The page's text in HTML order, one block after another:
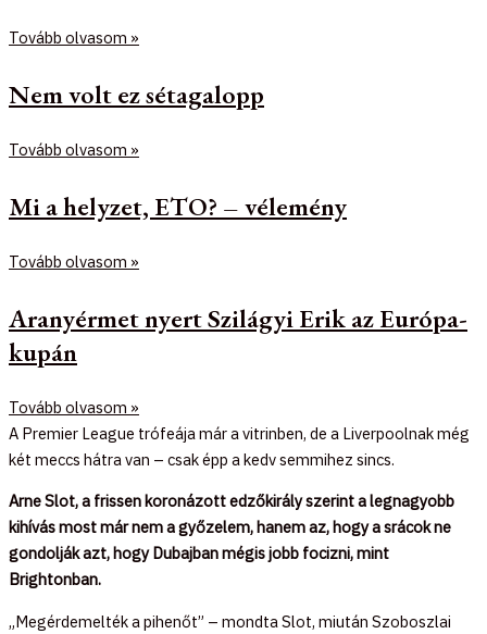
Tovább olvasom »
Nem volt ez sétagalopp
Tovább olvasom »
Mi a helyzet, ETO? – vélemény
Tovább olvasom »
Aranyérmet nyert Szilágyi Erik az Európa-
kupán
Tovább olvasom »
A Premier League trófeája már a vitrinben, de a Liverpoolnak még
két meccs hátra van – csak épp a kedv semmihez sincs.
Arne Slot, a frissen koronázott edzőkirály szerint a legnagyobb
kihívás most már nem a győzelem, hanem az, hogy a srácok ne
gondolják azt, hogy Dubajban mégis jobb focizni, mint
Brightonban.
„Megérdemelték a pihenőt” – mondta Slot, miután Szoboszlai